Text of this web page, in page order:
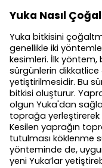
Yuka Nasıl
Yuka bitkisini
genellikle iki
kesimleri. İlk yöntem,
sürgünlerin dikkatlice
yetiştirilmesidir. Bu
bitkisi oluşturur.
olgun Yuka'dan
toprağa yerleştirerek
Kesilen yaprağın
tutulması köklenme
yönteminde de,
yeni Yuka’lar